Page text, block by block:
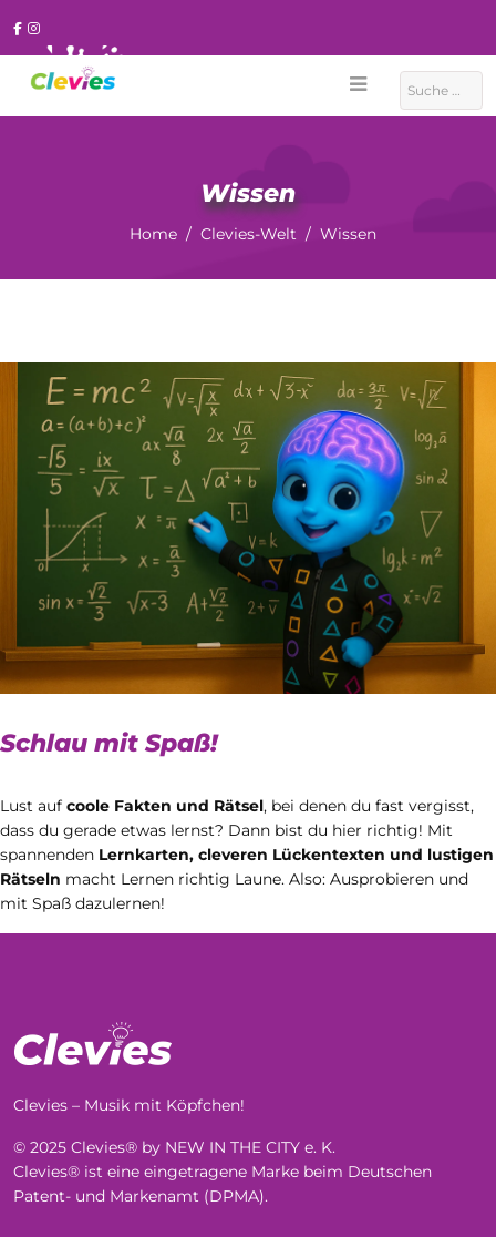
Suchen
Wissen
Home Clevies-Welt Wissen
Schlau mit Spaß!
Lust auf coole Fakten und Rätsel, bei denen du fast vergisst,
dass du gerade etwas lernst? Dann bist du hier richtig! Mit
spannenden Lernkarten, cleveren Lückentexten und lustigen
Rätseln macht Lernen richtig Laune. Also: Ausprobieren und
mit Spaß dazulernen!
Clevies – Musik mit Köpfchen!
© 2025 Clevies® by NEW IN THE CITY e. K.
Clevies® ist eine eingetragene Marke beim Deutschen
Patent- und Markenamt (DPMA).